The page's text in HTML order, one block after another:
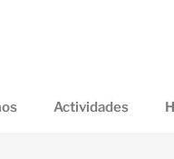
Actividades